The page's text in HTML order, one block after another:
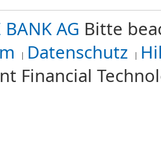
BANK AG Bitte
Datenschutz
Financial